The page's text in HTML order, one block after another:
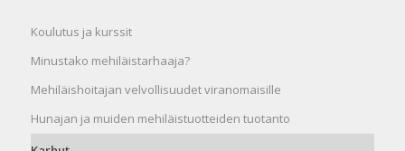
Koulutus ja kurssit
Minustako mehiläistarhaaja?
Mehiläishoitajan velvollisuudet viranomaisille
Hunajan ja muiden mehiläistuotteiden tuotanto